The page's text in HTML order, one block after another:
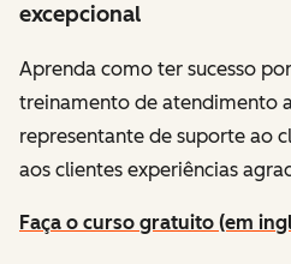
excepcional
Aprenda como ter sucesso
treinamento de atendimento
representante de suporte ao
aos clientes experiências
Faça o curso gratuito (em